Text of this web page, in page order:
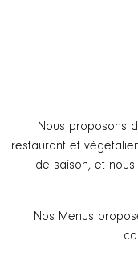
Nous proposons
restaurant et
de saison, et
Nos Menus